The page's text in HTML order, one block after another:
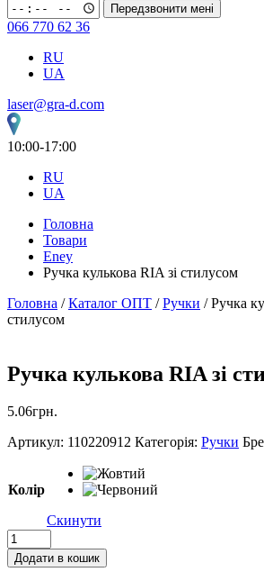
Передзвонити мені
066 770 62 36
RU
UA
laser@gra-d.com
10:00-17:00
RU
UA
Головна
Товари
Eney
Ручка кулькова RIA зі стилусом
Головна /Каталог ОПТ /Ручки / Ручка
стилусом
Ручка кулькова RIA зі
5.06грн.
Артикул: 110220912 Категорія: Ручки
Колір
Скинути
Ручка
кулькова
RIA
Додати в кошик